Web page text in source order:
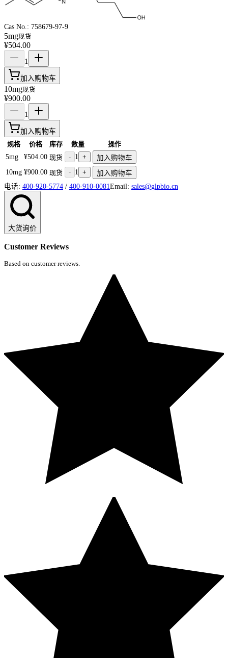
Cas No.: 758679-97-9
5mg现货
¥504.00
1
加入购物车
10mg现货
¥900.00
1
加入购物车
规格 价格 库存 数量
操作
5mg
¥504.00 现货 - 1 +
加入购物车
10mg ¥900.00 现货 - 1 +
加入购物车
电话: 400-920-5774 / 400-910-0081 Email: sales@glpbio.cn
大货询价
Customer Reviews
Based on customer reviews.